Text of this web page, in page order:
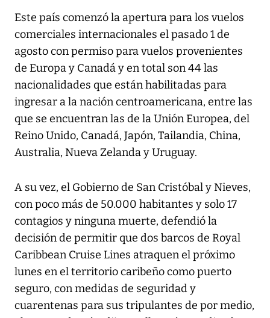
Este país comenzó la apertura para los vuelos
comerciales internacionales el pasado 1 de
agosto con permiso para vuelos provenientes
de Europa y Canadá y en total son 44 las
nacionalidades que están habilitadas para
ingresar a la nación centroamericana, entre las
que se encuentran las de la Unión Europea, del
Reino Unido, Canadá, Japón, Tailandia, China,
Australia, Nueva Zelanda y Uruguay.
A su vez, el Gobierno de San Cristóbal y Nieves,
con poco más de 50.000 habitantes y solo 17
contagios y ninguna muerte, defendió la
decisión de permitir que dos barcos de Royal
Caribbean Cruise Lines atraquen el próximo
lunes en el territorio caribeño como puerto
seguro, con medidas de seguridad y
cuarentenas para sus tripulantes de por medio,